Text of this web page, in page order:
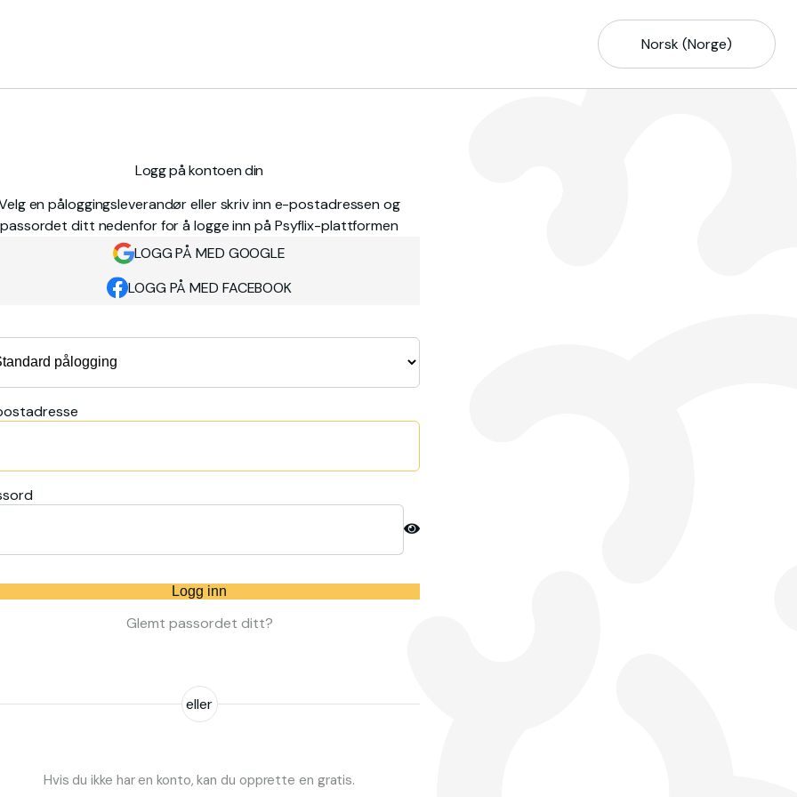
Norsk (Norge)
Logg på kontoen din
en påloggingsleverandør eller skriv inn e-postadressen og
passordet ditt nedenfor for å logge inn på Psyflix-plattformen
LOGG PÅ MED GOOGLE
LOGG PÅ MED FACEBOOK
Logg inn
Glemt passordet ditt?
eller
Hvis du ikke har en konto, kan du opprette en gratis.